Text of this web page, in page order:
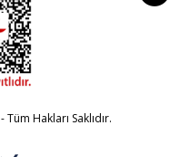
- Tüm Hakları Saklıdır.